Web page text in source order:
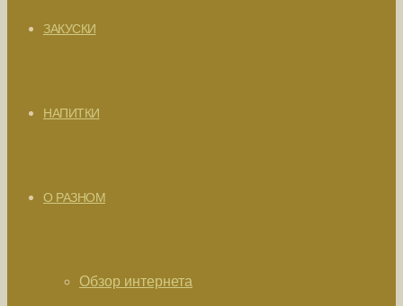
ЗАКУСКИ
НАПИТКИ
О РАЗНОМ
Обзор интернета